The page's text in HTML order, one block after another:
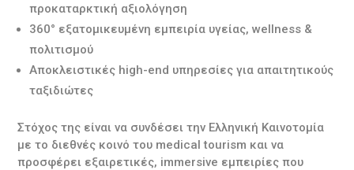
προκαταρκτική αξιολόγηση
360° εξατομικευμένη εμπειρία υγείας, wellness &
πολιτισμού
Αποκλειστικές high-end υπηρεσίες για απαιτητικούς
ταξιδιώτες
Στόχος της είναι να συνδέσει την Ελληνική Καινοτομία
με το διεθνές κοινό του medical tourism και να
προσφέρει εξαιρετικές, immersive εμπειρίες που